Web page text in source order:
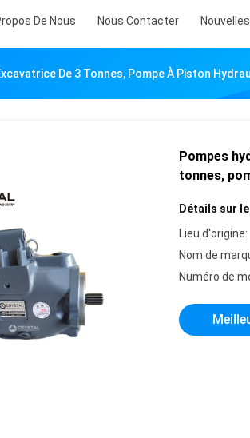
De Nous Nous Contacter Nouvelles
De 3 Tonnes, Pompe À Piston
Pompes
tonnes,
Détails sur
Lieu d'origine:
Nom de
Numéro de